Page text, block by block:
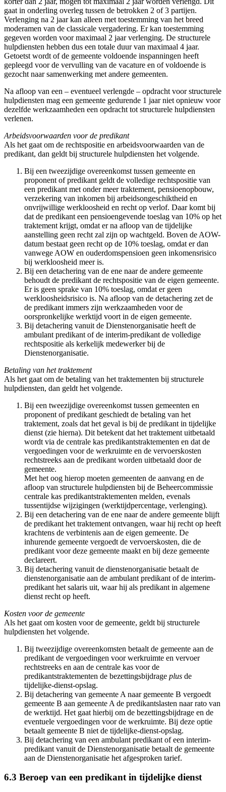
gaat in onderling overleg tussen de betrokken 2 of 3 partijen.
Verlenging na 2 jaar kan alleen met toestemming van het breed
moderamen van de classicale vergadering. Er kan toestemming
gegeven worden voor maximaal 2 jaar verlenging. De structurele
hulpdiensten hebben dus een totale duur van maximaal 4 jaar.
Getoetst wordt of de gemeente voldoende inspanningen heeft
gepleegd voor de vervulling van de vacature en of voldoende is
gezocht naar samenwerking met andere gemeenten.
Na afloop van een – eventueel verlengde – opdracht voor structurele
hulpdiensten mag een gemeente gedurende 1 jaar niet opnieuw voor
dezelfde werkzaamheden een opdracht tot structurele hulpdiensten
verlenen.
Arbeidsvoorwaarden voor de predikant
Als het gaat om de rechtspositie en arbeidsvoorwaarden van de
predikant, dan geldt bij structurele hulpdiensten het volgende.
Bij een tweezijdige overeenkomst tussen gemeente en
proponent of predikant geldt de volledige rechtspositie van
een predikant met onder meer traktement, pensioenopbouw,
verzekering van inkomen bij arbeidsongeschiktheid en
onvrijwillige werkloosheid en recht op verlof. Daar komt bij
dat de predikant een pensioengevende toeslag van 10% op het
traktement krijgt, omdat er na afloop van de tijdelijke
aanstelling geen recht zal zijn op wachtgeld. Boven de AOW-
datum bestaat geen recht op de 10% toeslag, omdat er dan
vanwege AOW en ouderdomspensioen geen inkomensrisico
bij werkloosheid meer is.
Bij een detachering van de ene naar de andere gemeente
behoudt de predikant de rechtspositie van de eigen gemeente.
Er is geen sprake van 10% toeslag, omdat er geen
werkloosheidsrisico is. Na afloop van de detachering zet de
de predikant immers zijn werkzaamheden voor de
oorspronkelijke werktijd voort in de eigen gemeente.
Bij detachering vanuit de Dienstenorganisatie heeft de
ambulant predikant of de interim-predikant de volledige
rechtspositie als kerkelijk medewerker bij de
Dienstenorganisatie.
Betaling van het traktement
Als het gaat om de betaling van het traktementen bij structurele
hulpdiensten, dan geldt het volgende.
Bij een tweezijdige overeenkomst tussen gemeenten en
proponent of predikant geschiedt de betaling van het
traktement, zoals dat het geval is bij de predikant in tijdelijke
dienst (zie hierna). Dit betekent dat het traktement uitbetaald
wordt via de centrale kas predikantstraktementen en dat de
vergoedingen voor de werkruimte en de vervoerskosten
rechtstreeks aan de predikant worden uitbetaald door de
gemeente.
Met het oog hierop moeten gemeenten de aanvang en de
afloop van structurele hulpdiensten bij de Beheercommissie
centrale kas predikantstraktementen melden, evenals
tussentijdse wijzigingen (werktijdpercentage, verlenging).
Bij een detachering van de ene naar de andere gemeente blijft
de predikant het traktement ontvangen, waar hij recht op heeft
krachtens de verbintenis aan de eigen gemeente. De
inhurende gemeente vergoedt de vervoerskosten, die de
predikant voor deze gemeente maakt en bij deze gemeente
declareert.
Bij detachering vanuit de dienstenorganisatie betaalt de
dienstenorganisatie aan de ambulant predikant of de interim-
predikant het salaris uit, waar hij als predikant in algemene
dienst recht op heeft.
Kosten voor de gemeente
Als het gaat om kosten voor de gemeente, geldt bij structurele
hulpdiensten het volgende.
Bij tweezijdige overeenkomsten betaalt de gemeente aan de
predikant de vergoedingen voor werkruimte en vervoer
rechtstreeks en aan de centrale kas voor de
predikantstraktementen de bezettingsbijdrage plus de
tijdelijke-dienst-opslag.
Bij detachering van gemeente A naar gemeente B vergoedt
gemeente B aan gemeente A de predikantslasten naar rato van
de werktijd. Het gaat hierbij om de bezettingsbijdrage en de
eventuele vergoedingen voor de werkruimte. Bij deze optie
betaalt gemeente B niet de tijdelijke-dienst-opslag.
Bij detachering van een ambulant predikant of een interim-
predikant vanuit de Dienstenorganisatie betaalt de gemeente
aan de Dienstenorganisatie het afgesproken tarief.
6.3 Beroep van een predikant in tijdelijke dienst